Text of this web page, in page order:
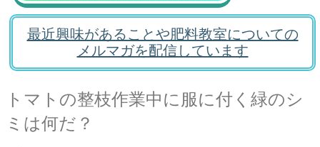
最近興味があることや肥料教室についての
メルマガを配信しています
トマトの整枝作業中に服に付く緑のシ
ミは何だ？